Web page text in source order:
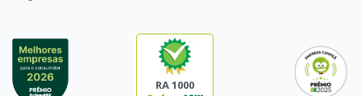
RA 1000